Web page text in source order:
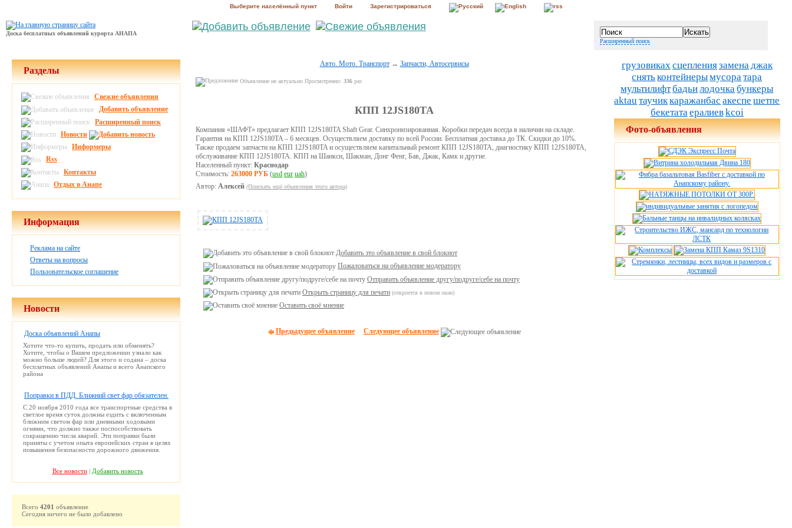
Выберите населённый пункт Войти Зарегистрироваться
Доска бесплатных объявлений курорта АНАПА
Расширенный поиск
Авто. Мото. Транспорт→ Запчасти, Автосервисы
Объявление не актуально Просмотренно: 336раз
КПП 12JS180TA
Компания «ШАФТ» предлагает КПП 12JS180TA Shaft Gear. Синхронизированная. Коробки передач всегда в наличии на складе.
Гарантия на КПП 12JS180TA – 6 месяцев. Осуществляем доставку по всей России. Бесплатная доставка до ТК. Скидки до 10%.
Также продаем запчасти на КПП 12JS180TA и осуществляем капитальный ремонт КПП 12JS180TA, диагностику КПП 12JS180TA,
обслуживание КПП 12JS180TA. КПП на Шанкси, Шакман, Донг Фенг, Бав, Джак, Камк и другие.
Населенный пункт: Краснодар
Стоимость: 263000 РУБ(usd eur uah)
Автор: Алексей (Поискать ещё объявления этого автора)
Добавить это объявление в свой блокнот
Пожаловаться на объявление модератору
Отправить объявление другу/подруге/себе на почту
Открыть страницу для печати (откроется в новом окне)
Оставить своё мнение
Предыдущее объявление Следующее объявление
Разделы
Свежие объявления
Добавить объявление
Расширенный поиск
Новости
Информеры
Rss
Контакты
Отдых в Анапе
Информация
Реклама на сайте
Ответы на вопросы
Пользовательское соглашение
Новости
Доска объявлений Анапы
Хотите что-то купить, продать или обменять?
Хотите, чтобы о Вашем предложении узнало как
можно больше людей? Для этого и содана – доска
бесплатных объявлений Анапы и всего Анапского
района
Поправки в ПДД. Ближний свет фар обязателен.
С 20 ноября 2010 года все транспортные средства в
светлое время суток должны ездить с включенным
ближним светом фар или дневными ходовыми
огнями, что должно также поспособствовать
сокращению числа аварий. Эти поправки были
приняты с учетом опыта европейских стран в целях
повышения безопасности дорожного движения.
Все новости| Добавить новость
Всего 4201 объявление
Сегодня ничего не было добавлено
грузовикахсцеплениязаменаджак
снятьконтейнерымусоратара
мультилифтбадьилодочкабункеры
aktau таучиккаражанбас акеспе шетпе
бекетатаералиевkcoi
Фото-объявления